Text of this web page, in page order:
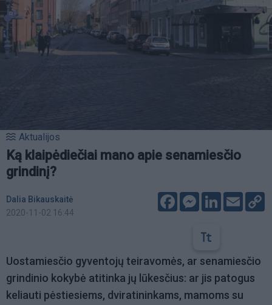
Aktualijos
Ką klaipėdiečiai mano apie senamiesčio
grindinį?
Dalia Bikauskaitė
2020-11-02 16:44
FacebookMessenger
LinkedIn
Email
Uostamiesčio gyventojų teiravomės, ar senamiesčio
grindinio kokybė atitinka jų lūkesčius: ar jis patogus
keliauti pėstiesiems, dviratininkams, mamoms su